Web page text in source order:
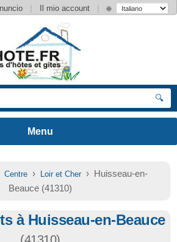
| Il mio account | 🌐
🔍
Centre› Loir et Cher› Huisseau-en-
Beauce (41310)
à Huisseau-en-Beauce